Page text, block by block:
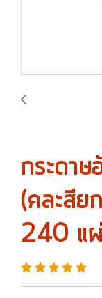
กระดา
(คละสีย
240 แ